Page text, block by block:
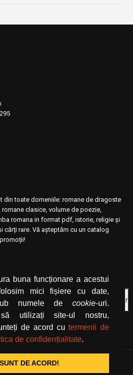
buna funcționare a acestui
mici fișiere cu date,
numele de cookie-uri.
să utilizați site-ul nostru,
de acord cutermenii de
de confidențialitate.
SUNT DE ACORD!
din toate domeniile: romane de dragoste
clasice, volume de poezie,
romana in format pdf, istorie, religie și
cărți rare. Vă așteptăm cu un catalog
și dați click pe butonul de abonare.